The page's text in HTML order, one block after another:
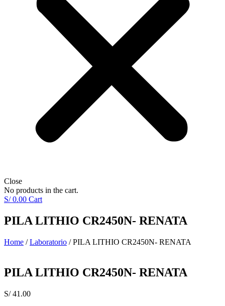
Close
No products in the cart.
S/0.00 Cart
PILA LITHIO CR2450N- RENATA
Home /Laboratorio / PILA LITHIO CR2450N- RENATA
PILA LITHIO CR2450N- RENATA
S/41.00